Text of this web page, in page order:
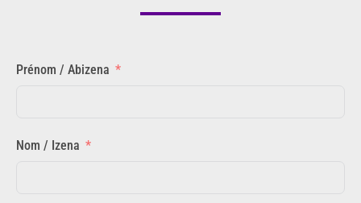
Prénom / Abizena
Nom / Izena